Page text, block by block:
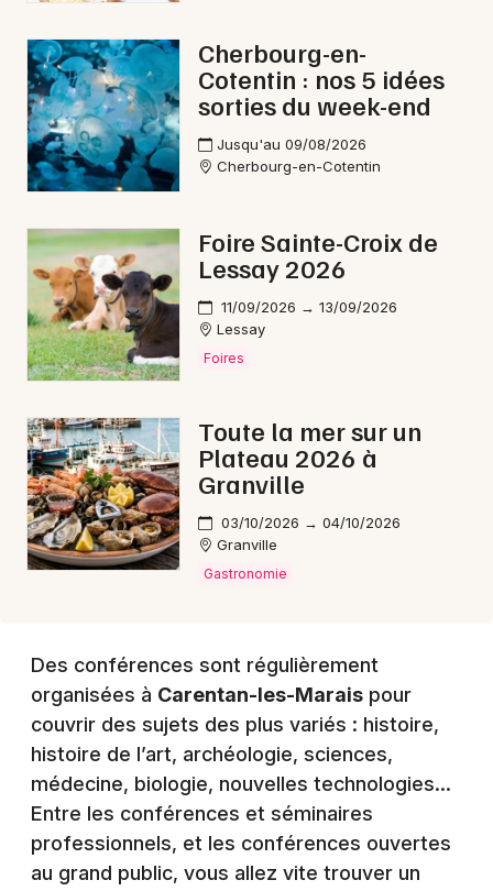
Mon email
Je m'abonne
Cherbourg-en-
Cotentin : nos 5 idées
sorties du week-end
Jusqu'au 09/08/2026
Cherbourg-en-Cotentin
Foire Sainte-Croix de
Lessay 2026
11/09/2026 → 13/09/2026
Lessay
Foires
Toute la mer sur un
Plateau 2026 à
Granville
03/10/2026 → 04/10/2026
Granville
Gastronomie
Des conférences sont régulièrement
organisées à Carentan-les-Marais pour
couvrir des sujets des plus variés : histoire,
histoire de l’art, archéologie, sciences,
médecine, biologie, nouvelles technologies…
Entre les conférences et séminaires
professionnels, et les conférences ouvertes
au grand public, vous allez vite trouver un